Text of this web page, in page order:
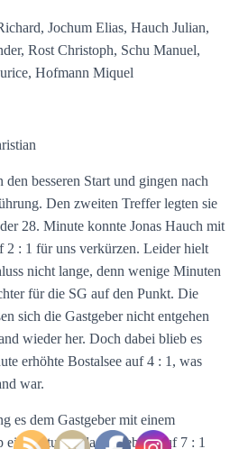
Jochum Elias, Hauch Julian,
Rost Christoph, Schu Manuel,
Hofmann Miquel
besseren Start und gingen nach
Den zweiten Treffer legten sie
28. Minute konnte Jonas Hauch mit
2 : 1 für uns verkürzen. Leider hielt
nicht lange, denn wenige Minuten
für die SG auf den Punkt. Die
sich die Gastgeber nicht entgehen
wieder her. Doch dabei blieb es
erhöhte Bostalsee auf 4 : 1, was
war.
es dem Gastgeber mit einem
Stunde das Ergebnis auf 7 : 1